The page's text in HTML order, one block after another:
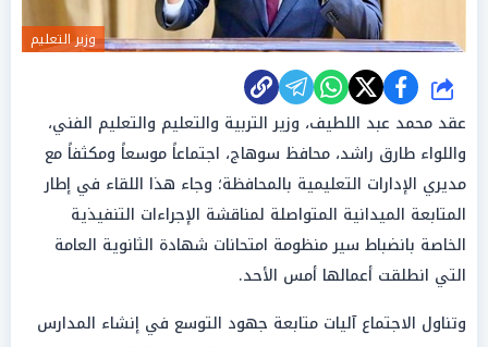
وزير التعليم
شارك
عقد محمد عبد اللطيف، وزير التربية والتعليم والتعليم الفني،
واللواء طارق راشد، محافظ سوهاج، اجتماعاً موسعاً ومكثفاً مع
مديري الإدارات التعليمية بالمحافظة؛ وجاء هذا اللقاء في إطار
المتابعة الميدانية المتواصلة لمناقشة الإجراءات التنفيذية
الخاصة بانضباط سير منظومة امتحانات شهادة الثانوية العامة
التي انطلقت أعمالها أمس الأحد.
وتناول الاجتماع آليات متابعة جهود التوسع في إنشاء المدارس